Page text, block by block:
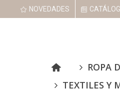
NOVEDADES
ROPA
TEXTILES Y